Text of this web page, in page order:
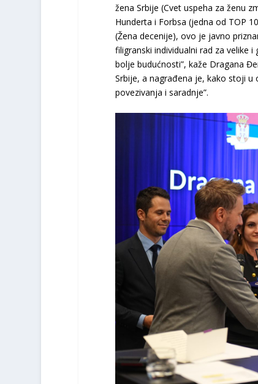
žena Srbije (Cvet uspeha za ženu
Hunderta i Forbsa (jedna od TOP
(Žena decenije), ovo je javno
filigranski individualni rad za velike
bolje budućnosti”, kaže Dragana
Srbije, a nagrađena je, kako stoji u
povezivanja i saradnje”.